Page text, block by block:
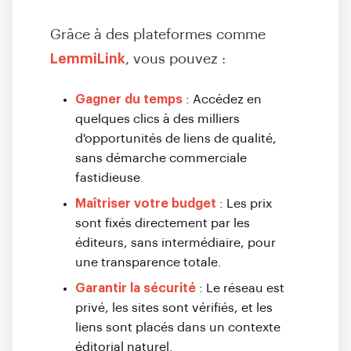
Grâce à des plateformes comme
LemmiLink, vous pouvez :
Gagner du temps : Accédez en
quelques clics à des milliers
d'opportunités de liens de qualité,
sans démarche commerciale
fastidieuse.
Maîtriser votre budget : Les prix
sont fixés directement par les
éditeurs, sans intermédiaire, pour
une transparence totale.
Garantir la sécurité : Le réseau est
privé, les sites sont vérifiés, et les
liens sont placés dans un contexte
éditorial naturel.